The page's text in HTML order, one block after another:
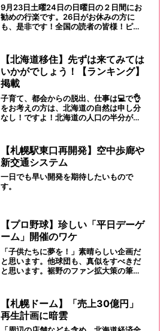
9月23日土曜24日の日曜日の２日間にお
勧めの行楽です。26日がお休みの方に
も、是非です！全国の読者の皆様！ピユ
【北海道移住】先ずは来てみては
いかがでしょう！【ランキング】
掲載
子育て、都会からの脱出、仕事は💻で👌
をお考えの方は、北海道の自然は申し分
なし！ですよ！北海道の人口の半分が住
ん！
【札幌駅東口再開発】空中歩廊や
新交通システム
一日でも早い開発を期待したいもので
す。
【プロ野球】珍しい「平日デーゲ
ーム」開催のワケ
「子供たちに夢を！」素晴らしい企画だ
と思います。他球団も、真似をすべきだ
と思います。裾野のファン拡大策の筆頭
【札幌ドーム】「売上30億円」
再生計画に暗雲